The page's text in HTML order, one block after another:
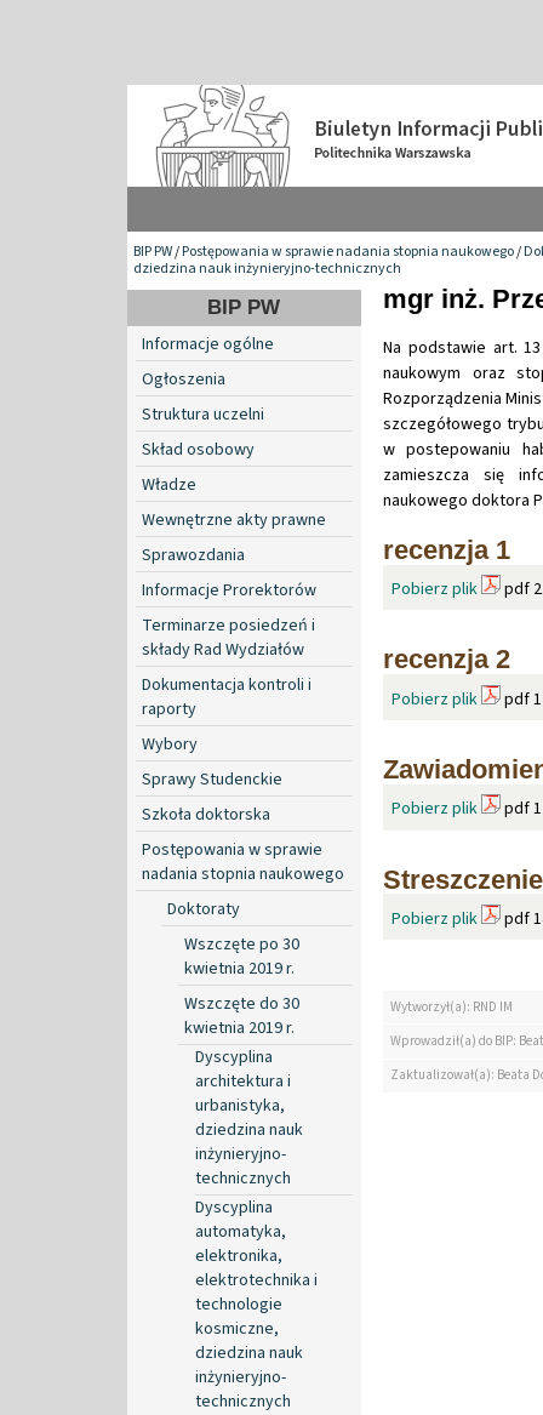
BIP PW/Postępowania w sprawie nadania stopnia naukowego/
dziedzina nauk inżynieryjno-technicznych
BIP PW
Informacje ogólne
Ogłoszenia
Struktura uczelni
Skład osobowy
Władze
Wewnętrzne akty prawne
Sprawozdania
Informacje Prorektorów
Terminarze posiedzeń i
składy Rad Wydziałów
Dokumentacja kontroli i
raporty
Wybory
Sprawy Studenckie
Szkoła doktorska
Postępowania w sprawie
nadania stopnia naukowego
Doktoraty
Wszczęte po 30
kwietnia 2019 r.
Wszczęte do 30
kwietnia 2019 r.
Dyscyplina
architektura i
urbanistyka,
dziedzina nauk
inżynieryjno-
technicznych
Dyscyplina
automatyka,
elektronika,
elektrotechnika i
technologie
kosmiczne,
dziedzina nauk
inżynieryjno-
technicznych
mgr inż.
Na podstawie art.
naukowym oraz
Rozporządzenia
szczegółowego
w postepowaniu
zamieszcza się
naukowego doktora
recenzja 1
Pobierz plik pdf
recenzja 2
Pobierz plik pdf
Pobierz plik pdf
Streszczenie
Pobierz plik pdf
Wytworzył(a): RND IM
Wprowadził(a) do BIP:
Zaktualizował(a): Beata